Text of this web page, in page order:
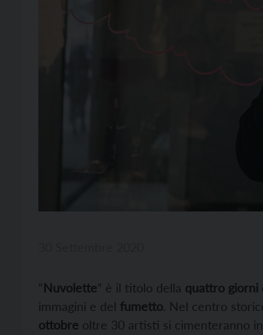
“Nuvolette” è il titolo della quattro giorni
immagini e del fumetto. Nel centro
ottobre oltre 30 artisti si cimenteranno in